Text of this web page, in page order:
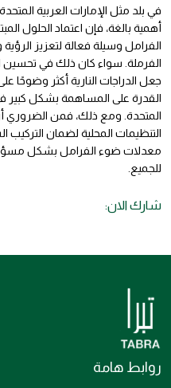
في بلد مثل الإمارات العربية
أهمية بالغة، فإن اعتماد الحلول
الفرامل وسيلة فعالة لتعزيز
الفرملة. سواء كان ذلك في
جعل الدراجات النارية أكثر وضوحًا
القدرة على المساهمة بشكل كبير
المتحدة. ومع ذلك، فمن
التنظيمات المحلية لضمان التركيب
معدلات ضوء الفرامل بشكل
للجميع.
شارك الان:
روابط هامة